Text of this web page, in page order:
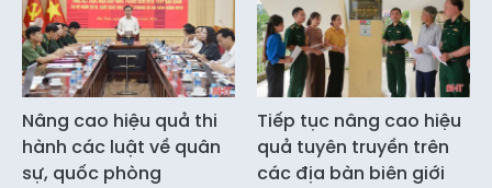
Nâng cao hiệu quả thi
hành các luật về quân
sự, quốc phòng
Tiếp tục nâng cao hiệu
quả tuyên truyền trên
các địa bàn biên giới